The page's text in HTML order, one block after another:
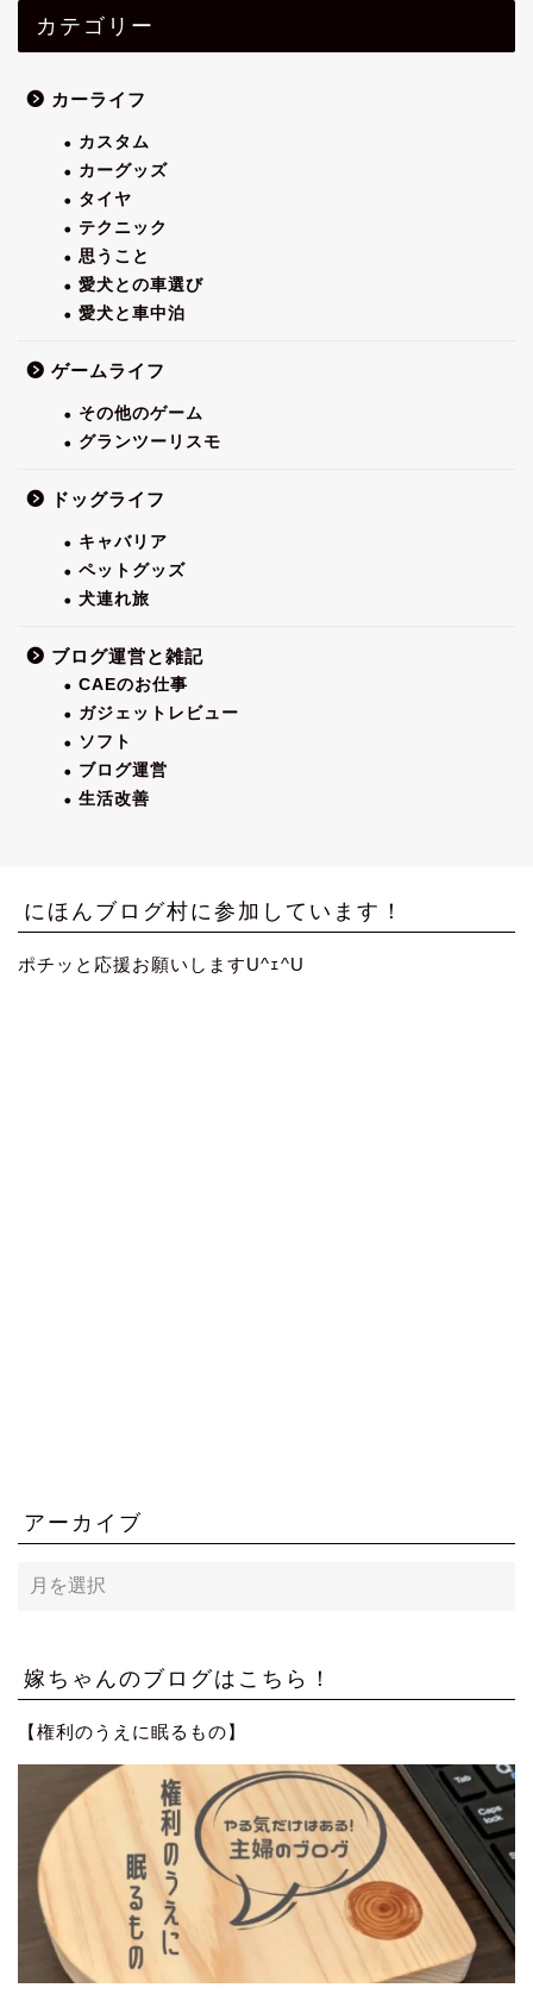
カテゴリー
カーライフ
カスタム
カーグッズ
タイヤ
テクニック
思うこと
愛犬との車選び
愛犬と車中泊
ゲームライフ
その他のゲーム
グランツーリスモ
ドッグライフ
キャバリア
ペットグッズ
犬連れ旅
ブログ運営と雑記
CAEのお仕事
ガジェットレビュー
ソフト
ブログ運営
生活改善
にほんブログ村に参加しています！
ポチッと応援お願いしますU^ｪ^U
アーカイブ
ア
ー
ブ
嫁ちゃんのブログはこちら！
【権利のうえに眠るもの】